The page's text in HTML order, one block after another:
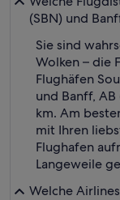
(SBN) und
Sie sind
Wolken – die
Flughäfen
und Banff,
km. Am
mit Ihren
Flughafen
Langeweile
Welche